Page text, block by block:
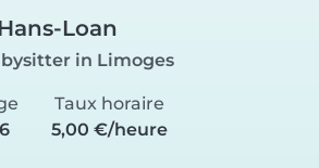
Loan
in Limoges
Taux horaire
5,00 €/heure